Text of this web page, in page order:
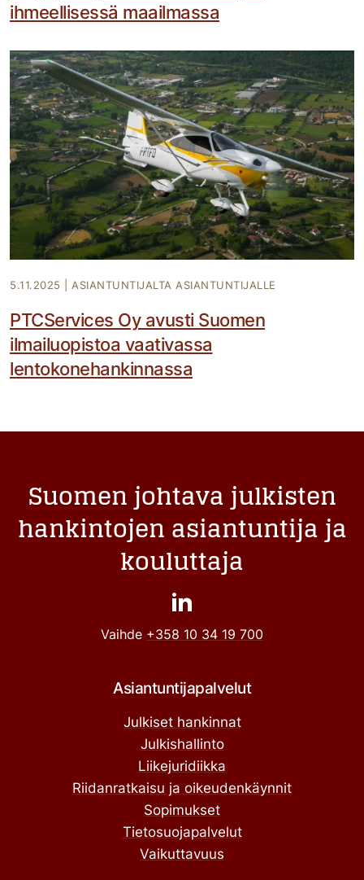
ihmeellisessä maailmassa
5.11.2025 ASIANTUNTIJALTA ASIANTUNTIJALLE
PTCServices Oy avusti Suomen
ilmailuopistoa vaativassa
lentokonehankinnassa
Suomen johtava julkisten
hankintojen asiantuntija ja
kouluttaja
Vaihde +358 10 34 19 700
Asiantuntijapalvelut
Julkiset hankinnat
Julkishallinto
Liikejuridiikka
Riidanratkaisu ja oikeudenkäynnit
Sopimukset
Tietosuojapalvelut
Vaikuttavuus